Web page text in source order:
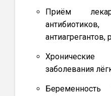
Приём
заболевания